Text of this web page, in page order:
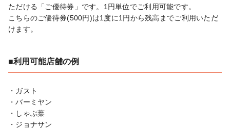
ただける「ご優待券」です。1円単位でご利用可能です。
こちらのご優待券(500円)は1度に1円から残高までご利用いただ
けます。
■利用可能店舗の例
・ガスト
・バーミヤン
・しゃぶ葉
・ジョナサン